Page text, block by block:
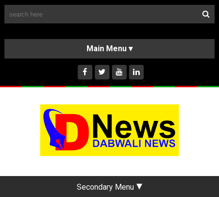
HOME
ABOUT US
INSTAGRAM
Secondary Menu